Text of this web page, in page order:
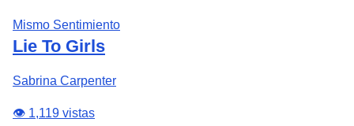
Mismo Sentimiento
Lie To Girls
Sabrina Carpenter
👁️ 1,119 vistas